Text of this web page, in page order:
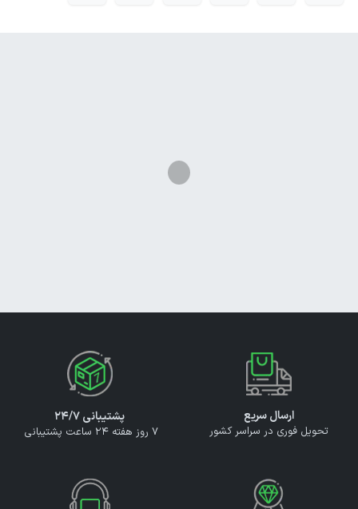
ارسال سریع
تحویل فوری در سراسر کشور
پشتیبانی ۲۴/۷
7 روز هفته 24 ساعت پشتیبانی